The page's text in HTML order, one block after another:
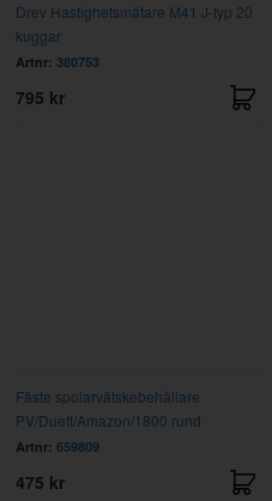
Drev Hastighetsmätare M41 J-typ 20
kuggar
Artnr: 380753
795 kr
Fäste spolarvätskebehållare
PV/Duett/Amazon/1800 rund
Artnr: 659809
475 kr